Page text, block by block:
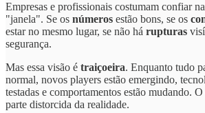
Empresas e profissionais costumam confiar
"janela". Se os números estão bons, se os
estar no mesmo lugar, se não há rupturas
segurança.
Mas essa visão é traiçoeira. Enquanto tudo
normal, novos players estão emergindo,
testadas e comportamentos estão mudando.
parte distorcida da realidade.